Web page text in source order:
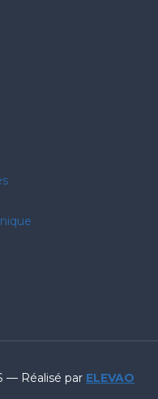
— Réalisé par ELEVAO